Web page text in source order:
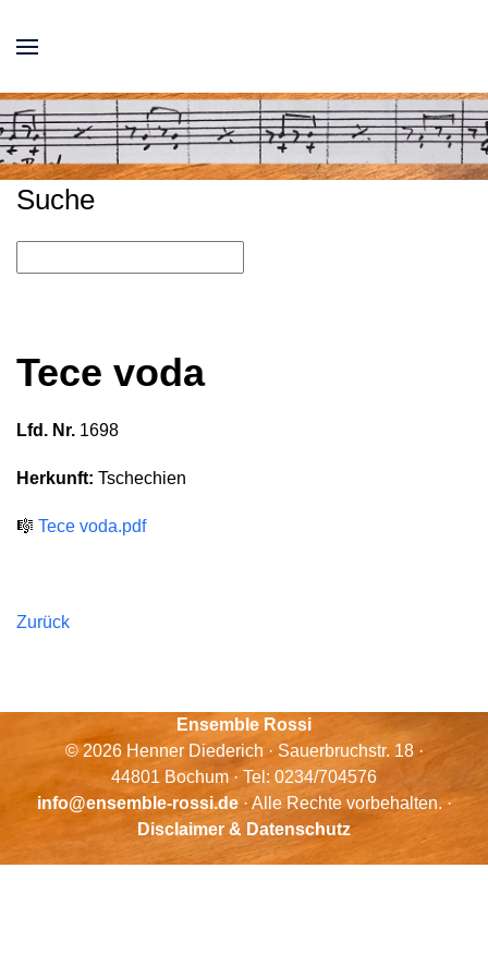
Suche
Tece voda
Lfd. Nr. 1698
Herkunft: Tschechien
🎼 Tece voda.pdf
Zurück
Ensemble Rossi
© 2026 Henner Diederich · Sauerbruchstr. 18 ·
44801 Bochum · Tel: 0234/704576
info@ensemble-rossi.de· Alle Rechte vorbehalten. ·
Disclaimer & Datenschutz